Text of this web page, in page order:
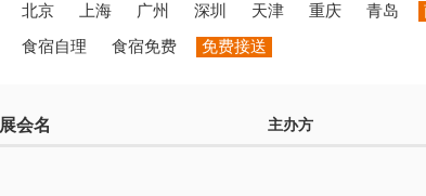
北京 上海 广州 深圳 天津 重庆 青岛
食宿自理 食宿免费 免费接送
展会名 主办方